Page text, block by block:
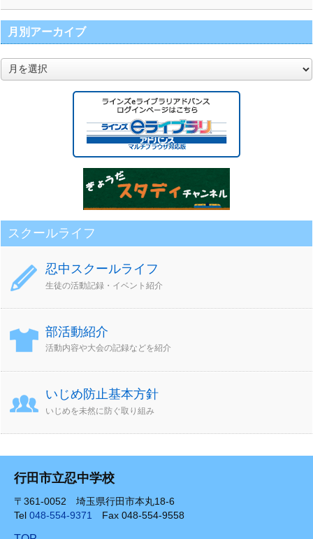
月別アーカイブ
月
別
スクールライフ
忍中スクールライフ
生徒の活動記録・イベント紹介
部活動紹介
活動内容や大会の記録などを紹介
いじめ防止基本方針
いじめを未然に防ぐ取り組み
行田市立忍中学校
〒361-0052 埼玉県行田市本丸18-6
Tel 048-554-9371 Fax 048-554-9558